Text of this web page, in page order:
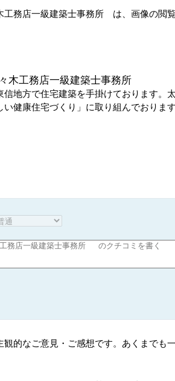
務店一級建築士事務所 は、画像の閲
木工務店一級建築士事務所
地方で住宅建築を手掛けております。
健康住宅づくり」に取り組んでおります
観的なご意見・ご感想です。あくまでも